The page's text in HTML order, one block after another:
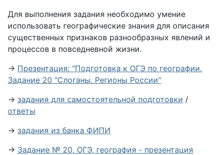
Для выполнения задания необходимо умение
использовать географические знания для описания
существенных признаков разнообразных явлений и
процессов в повседневной жизни.
→ Презентация: "Подготовка к ОГЭ по географии.
Задание 20 "Слоганы. Регионы России"
→ задания для самостоятельной подготовки /
ответы
→ задания из банка ФИПИ
→ Задание № 20, ОГЭ, география - презентация